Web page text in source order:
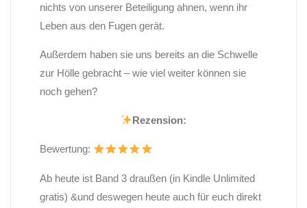
nichts von unserer Beteiligung ahnen, wenn ihr
Leben aus den Fugen gerät.
Außerdem haben sie uns bereits an die Schwelle
zur Hölle gebracht – wie viel weiter können sie
noch gehen?
Rezension:
Bewertung:
Ab heute ist Band 3 draußen (in Kindle Unlimited
gratis) &und deswegen heute auch für euch direkt